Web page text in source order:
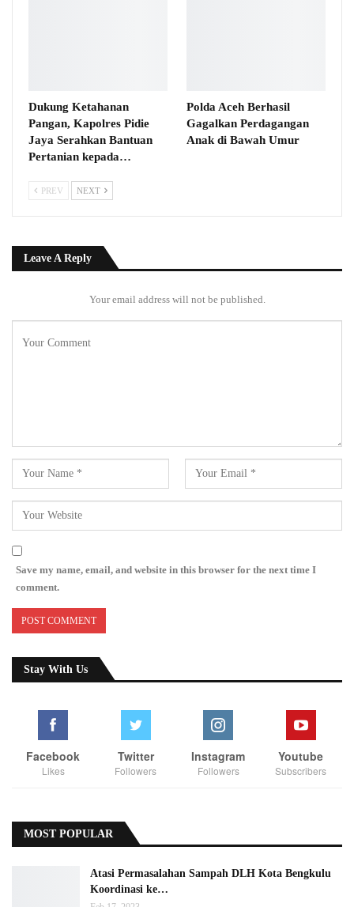
Dukung Ketahanan
Pangan, Kapolres Pidie
Jaya Serahkan Bantuan
Pertanian kepada…
Polda Aceh Berhasil
Gagalkan Perdagangan
Anak di Bawah Umur
PREV NEXT
Leave A Reply
Your email address will not be published.
Save my name, email, and website in this browser for the next time I
comment.
Stay With Us
Facebook
Likes
Twitter
Followers
Instagram
Followers
Youtube
Subscribers
MOST POPULAR
Atasi Permasalahan Sampah DLH Kota Bengkulu
Koordinasi ke…